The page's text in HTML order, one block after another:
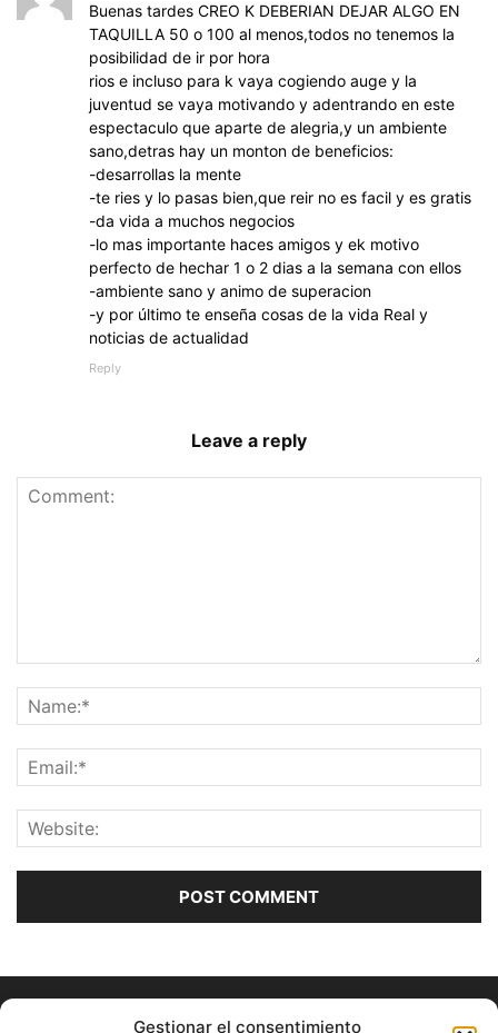
Gestionar el consentimiento
Buenas tardes CREO K DEBERIAN DEJAR ALGO EN
TAQUILLA 50 o 100 al menos,todos no tenemos la
posibilidad de ir por hora
rios e incluso para k vaya cogiendo auge y la
juventud se vaya motivando y adentrando en este
espectaculo que aparte de alegria,y un ambiente
sano,detras hay un monton de beneficios:
-desarrollas la mente
-te ries y lo pasas bien,que reir no es facil y es gratis
-da vida a muchos negocios
-lo mas importante haces amigos y ek motivo
perfecto de hechar 1 o 2 dias a la semana con ellos
-ambiente sano y animo de superacion
-y por último te enseña cosas de la vida Real y
noticias de actualidad
Reply
Leave a reply